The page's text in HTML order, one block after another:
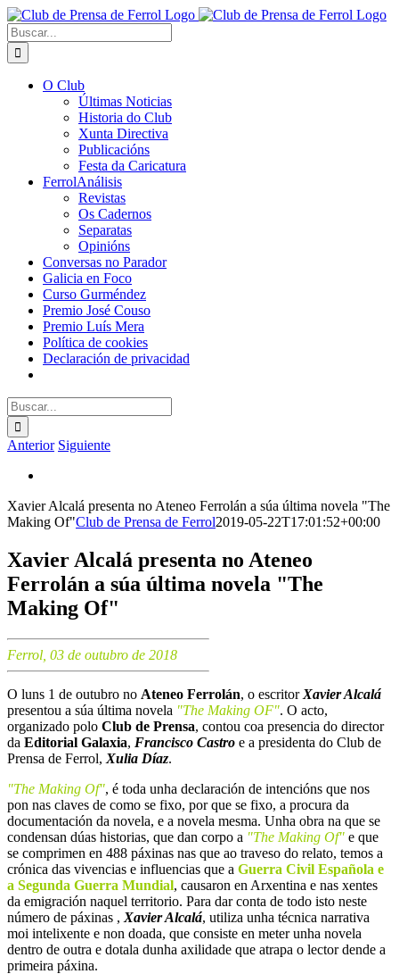
Saltar
al
contenido
Buscar:
O Club
Últimas Noticias
Historia do Club
Xunta Directiva
Publicacións
Festa da Caricatura
FerrolAnálisis
Revistas
Os Cadernos
Separatas
Opinións
Conversas no Parador
Galicia en Foco
Curso Gurméndez
Premio José Couso
Premio Luís Mera
Política de cookies
Declaración de privacidad
Buscar:
Anterior Siguiente
más
grande
Xavier Alcalá presenta no Ateneo Ferrolán a súa última novela "The
Making Of"Club de Prensa de Ferrol2019-05-22T17:01:52+00:00
Xavier Alcalá presenta no Ateneo
Ferrolán a súa última novela "The
Making Of"
Ferrol, 03 de outubro de 2018
O luns 1 de outubro no Ateneo Ferrolán, o escritor Xavier Alcalá
presentou a súa última novela "The Making OF". O acto,
organizado polo Club de Prensa, contou coa presencia do director
da Editorial Galaxia, Francisco Castro e a presidenta do Club de
Prensa de Ferrol, Xulia Díaz.
"The Making Of", é toda unha declaración de intencións que nos
pon nas claves de como se fixo, por que se fixo, a procura da
documentación da novela, e a novela mesma. Unha obra na que se
condensan dúas historias, que dan corpo a "The Making Of" e que
se comprimen en 488 páxinas nas que ao traveso do relato, temos a
crónica das vivencias e influencias que a Guerra Civil Española e
a Segunda Guerra Mundial, causaron en Arxentina e nas xentes
da emigración naquel territorio. Para dar conta de todo isto neste
número de páxinas , Xavier Alcalá, utiliza unha técnica narrativa
moi intelixente e non doada, que consiste en meter unha novela
dentro de outra e dotala dunha axilidade que atrapa o lector dende a
primeira páxina.